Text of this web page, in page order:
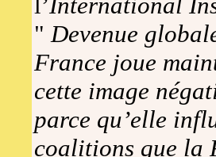
"Devenue
France joue
cette image
parce qu’elle
coalitions que la